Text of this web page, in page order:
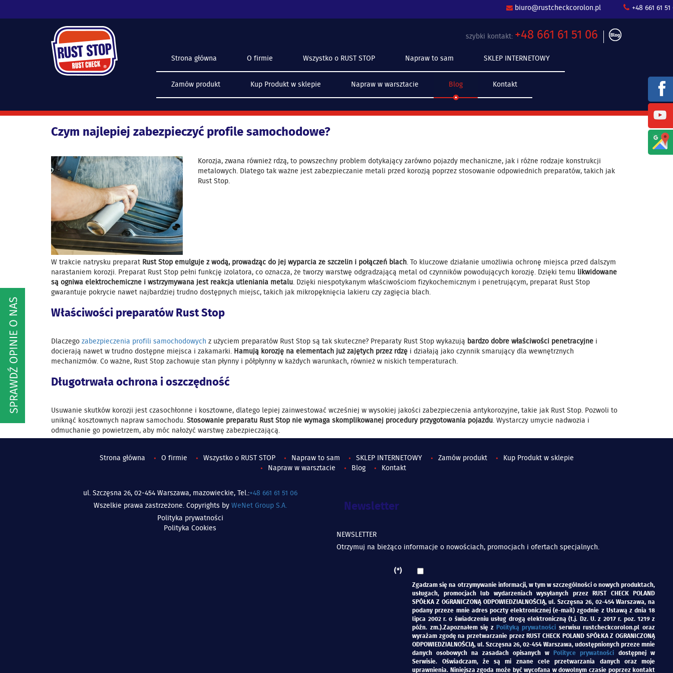
biuro@rustcheckcorolon.pl +48 661 61 51 06
szybki kontakt: +48 661 61 51 06
Strona główna O firmie Wszystko o RUST STOP Napraw to sam SKLEP INTERNETOWY
Zamów produkt Kup Produkt w sklepie Napraw w warsztacie Blog Kontakt
Czym najlepiej zabezpieczyć profile samochodowe?
Korozja, zwana również rdzą, to powszechny problem dotykający zarówno pojazdy mechaniczne, jak i różne rodzaje konstrukcji
metalowych. Dlatego tak ważne jest zabezpieczanie metali przed korozją poprzez stosowanie odpowiednich preparatów, takich jak
Rust Stop.
W trakcie natrysku preparat Rust Stop emulguje z wodą, prowadząc do jej wyparcia ze szczelin i połączeń blach. To kluczowe działanie umożliwia ochronę miejsca przed dalszym
narastaniem korozji. Preparat Rust Stop pełni funkcję izolatora, co oznacza, że tworzy warstwę odgradzającą metal od czynników powodujących korozję. Dzięki temu likwidowane
są ogniwa elektrochemiczne i wstrzymywana jest reakcja utleniania metalu. Dzięki niespotykanym właściwościom fizykochemicznym i penetrującym, preparat Rust Stop
gwarantuje pokrycie nawet najbardziej trudno dostępnych miejsc, takich jak mikropęknięcia lakieru czy zagięcia blach.
Właściwości preparatów Rust Stop
Dlaczego zabezpieczenia profili samochodowych z użyciem preparatów Rust Stop są tak skuteczne? Preparaty Rust Stop wykazują bardzo dobre właściwości penetracyjne i
docierają nawet w trudno dostępne miejsca i zakamarki. Hamują korozję na elementach już zajętych przez rdzę i działają jako czynnik smarujący dla wewnętrznych
mechanizmów. Co ważne, Rust Stop zachowuje stan płynny i półpłynny w każdych warunkach, również w niskich temperaturach.
Długotrwała ochrona i oszczędność
Usuwanie skutków korozji jest czasochłonne i kosztowne, dlatego lepiej zainwestować wcześniej w wysokiej jakości zabezpieczenia antykorozyjne, takie jak Rust Stop. Pozwoli to
uniknąć kosztownych napraw samochodu. Stosowanie preparatu Rust Stop nie wymaga skomplikowanej procedury przygotowania pojazdu. Wystarczy umycie nadwozia i
odmuchanie go powietrzem, aby móc nałożyć warstwę zabezpieczającą.
Strona główna O firmie Wszystko o RUST STOP Napraw to sam SKLEP INTERNETOWY Zamów produkt
Kup Produkt w sklepie
Napraw w warsztacie
Blog Kontakt
ul. Szczęsna 26, 02-454 Warszawa, mazowieckie, Tel.:+48 661 61 51 06
Wszelkie prawa zastrzeżone. Copyrights by WeNet Group S.A.
Polityka prywatności
Polityka Cookies
Newsletter
NEWSLETTER
Otrzymuj na bieżąco informacje o nowościach, promocjach i ofertach specjalnych.
(*)
Zgadzam się na otrzymywanie informacji, w tym w szczególności o nowych produktach,
usługach, promocjach lub wydarzeniach wysyłanych przez
RUST CHECK POLAND
SPÓŁKA Z OGRANICZONĄ ODPOWIEDZIALNOŚCIĄ, ul. Szczęsna 26, 02-454 Warszawa,na
podany przeze mnie adres poczty elektronicznej (e-mail) zgodnie z Ustawą z dnia 18
lipca 2002 r. o świadczeniu usług drogą elektroniczną (t.j. Dz. U. z 2017 r. poz. 1219 z
późn. zm.).Zapoznałem się z Polityką prywatności serwisurustcheckcorolon.pl
oraz
wyrażam zgodę na przetwarzanie przez RUST CHECK POLAND SPÓŁKA Z OGRANICZONĄ
ODPOWIEDZIALNOŚCIĄ, ul. Szczęsna 26, 02-454 Warszawa,udostępnionych przeze mnie
danych osobowych na zasadach opisanych w
Polityce prywatności dostępnej w
Serwisie. Oświadczam, że są mi znane cele przetwarzania danych oraz moje
uprawnienia. Niniejsza zgoda może być wycofana w dowolnym czasie poprzez kontakt